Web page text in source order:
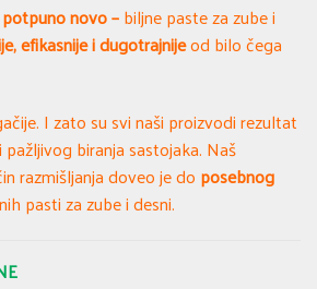
novo –biljne paste za zube i
efikasnije i dugotrajnijeod bilo čega
I zato su svi naši proizvodi rezultat
biranja sastojaka. Naš
razmišljanja doveo je do posebnog
pasti za zube i desni.